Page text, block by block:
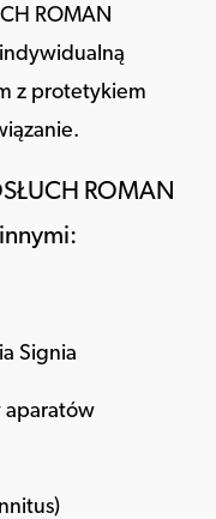
ROMAN
indywidualną
z protetykiem
ROMAN
Signia
aparatów